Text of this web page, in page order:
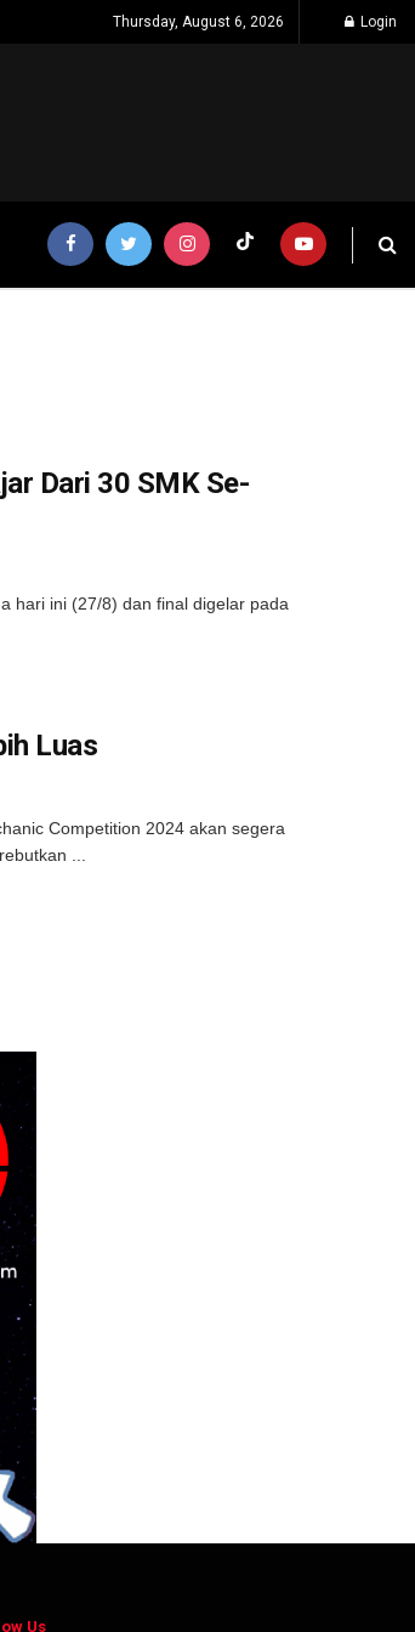
Thursday, August 6, 2026 Login
Dari 30 SMK Se-
hari ini (27/8) dan final digelar pada
Luas
Competition 2024 akan segera
...
Us